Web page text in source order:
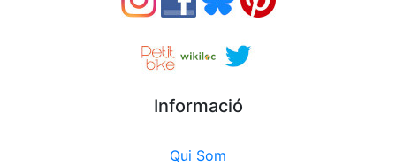
Informació
Qui Som